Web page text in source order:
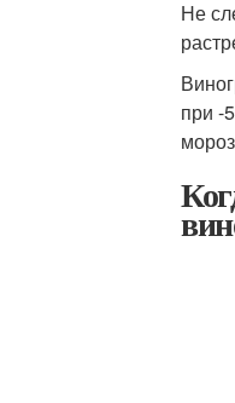
Не
при -